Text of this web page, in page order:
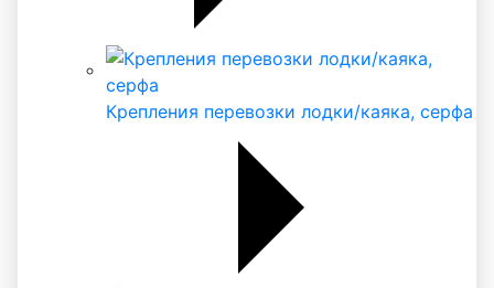
Крепления перевозки лодки/каяка, серфа